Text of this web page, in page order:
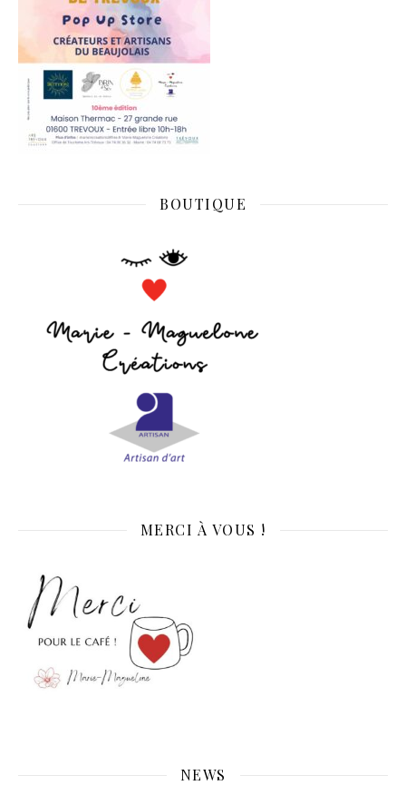
BOUTIQUE
MERCI À VOUS !
NEWS